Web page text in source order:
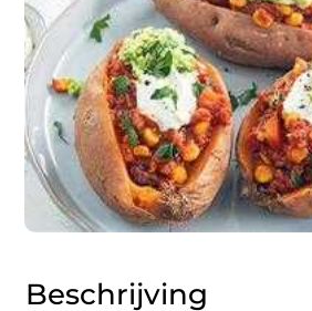
Beschrijving